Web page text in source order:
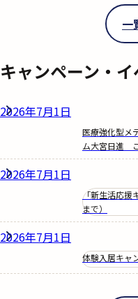
一
キャンペーン・イ
2026年7月1日
医療強化型メ
ム大宮日進
2026年7月1日
「新生活応援
まで）
2026年7月1日
体験入居キャ